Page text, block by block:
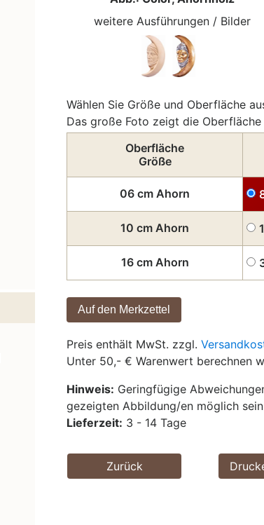
weitere Ausführungen / Bilder
Wählen Sie Größe und Oberfläche
Das große Foto zeigt die
Oberfläche
Größe
06 cm Ahorn
10 cm Ahorn
16 cm Ahorn
Preis enthält MwSt. zzgl.
Unter 50,- € Warenwert berechnen
Hinweis: Geringfügige
gezeigten Abbildung/en möglich
Lieferzeit: 3 - 14 Tage
Zurück